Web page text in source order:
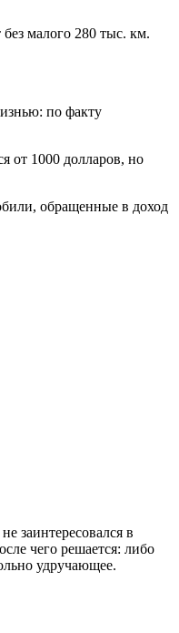
малого 280 тыс. км.
по факту
от 1000 долларов, но
обращенные в доход
заинтересовался в
чего решается: либо
удручающее.